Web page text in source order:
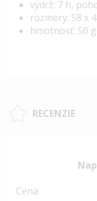
výdrž: 7 h,
rozmery: 58 x
hmotnosť: 50 g
RECENZIE
Cena